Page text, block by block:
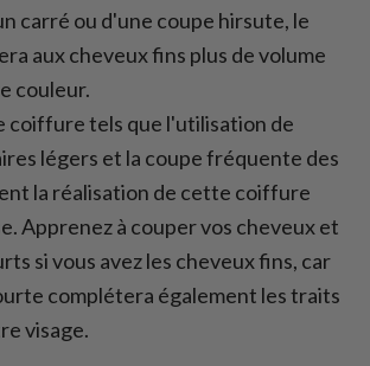
carré ou d'une coupe hirsute, le
aux cheveux fins plus de volume
couleur.
coiffure tels que l'utilisation de
légers et la coupe fréquente des
la réalisation de cette coiffure
Apprenez à couper vos cheveux et
si vous avez les cheveux fins, car
complétera également les traits
visage.